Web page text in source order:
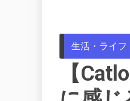
生活・ライフ
【